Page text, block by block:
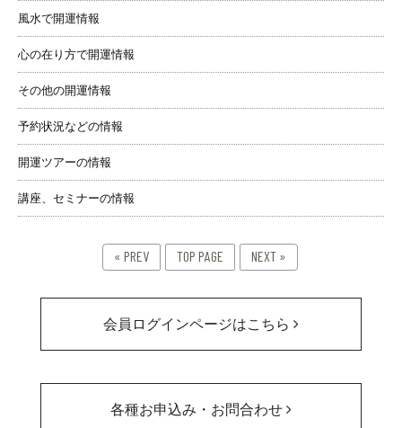
風水で開運情報
心の在り方で開運情報
その他の開運情報
予約状況などの情報
開運ツアーの情報
講座、セミナーの情報
« PREV TOP PAGE NEXT »
会員ログインページはこちら
各種お申込み・お問合わせ